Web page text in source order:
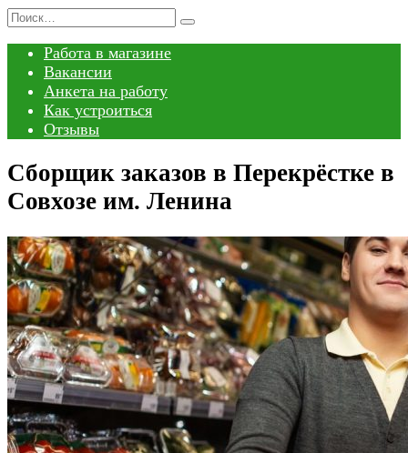
Перейти
содержанию
Search
Работа в магазине
Вакансии
Анкета на работу
Как устроиться
Отзывы
Сборщик заказов в Перекрёстке в
Совхозе им. Ленина